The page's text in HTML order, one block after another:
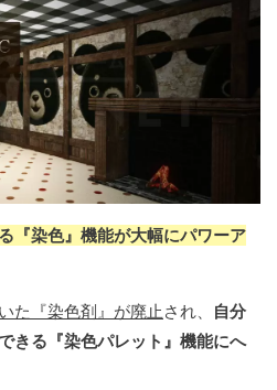
『染色』機能が大幅にパワーア
た『染色剤』が廃止され、
自分
きる『染色パレット』機能にへ